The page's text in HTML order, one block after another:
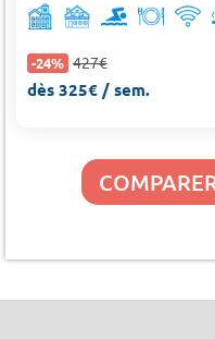
-24% 427€
dès 325€ / sem.